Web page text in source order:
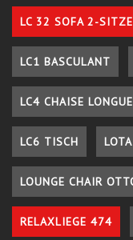
LC 32 SOFA 2-
LC1 BASCULANT
LC4 CHAISE LONGUE
LC6 TISCH
LOUNGE CHAIR
RELAXLIEGE 474